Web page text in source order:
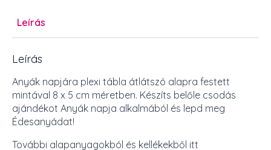
Leírás
Leírás
Anyák napjára plexi tábla átlátszó alapra festett
mintával 8 x 5 cm méretben. Készíts belőle csodás
ajándékot Anyák napja alkalmából és lepd meg
Édesanyádat!
További alapanyagokból és kellékekből itt